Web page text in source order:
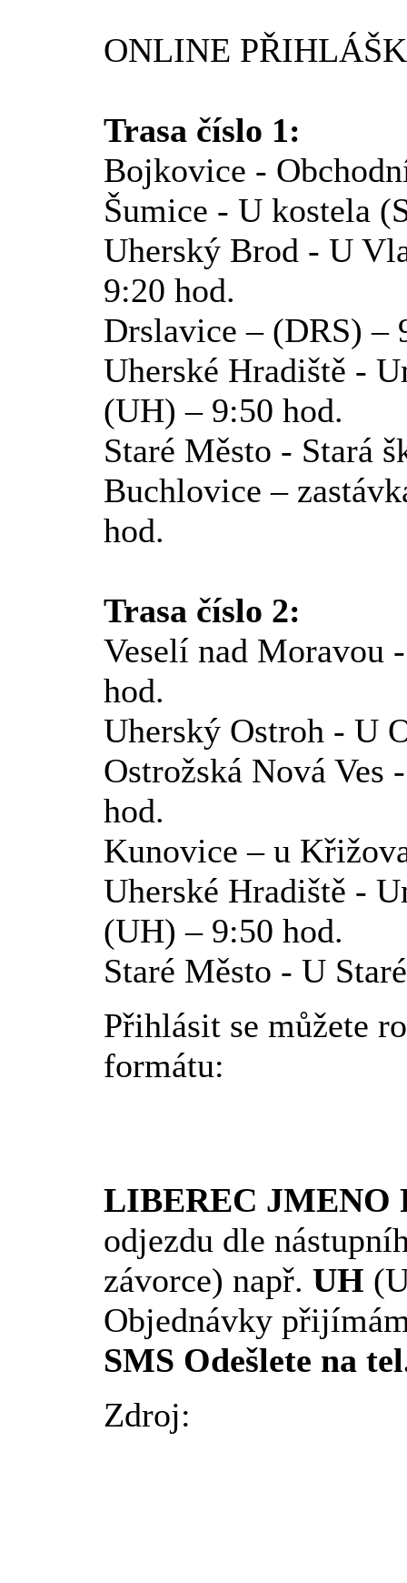
ONLINE
Trasa číslo 1:
Bojkovice -
Šumice - U kostela
Uherský Brod - U
9:20 hod.
Drslavice – (DRS) –
Uherské Hradiště -
(UH) – 9:50 hod.
Staré Město - Stará
Buchlovice –
hod.
Trasa číslo 2:
Veselí nad
hod.
Uherský Ostroh - U
Ostrožská Nová Ves
hod.
Kunovice – u
Uherské Hradiště -
(UH) – 9:50 hod.
Staré Město - U
Přihlásit se můžete
formátu:
LIBEREC JMENO
odjezdu dle
závorce) např. UH
Objednávky
SMS Odešlete na
Zdroj: